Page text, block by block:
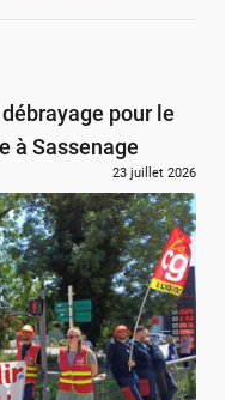
pour le
à Sassenage
23 juillet 2026